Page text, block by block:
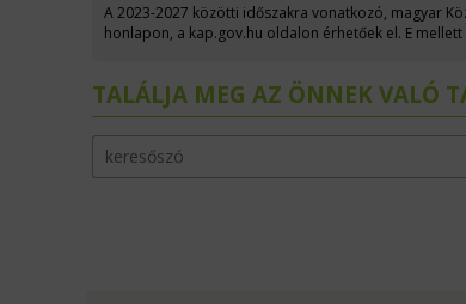
A 2023-2027 közötti időszakra vonatkozó, magyar
honlapon, a kap.gov.hu oldalon érhetőek el. E
TALÁLJA MEG AZ ÖNNEK VALÓ